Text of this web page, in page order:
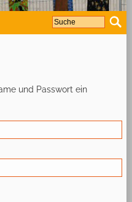
und Passwort ein